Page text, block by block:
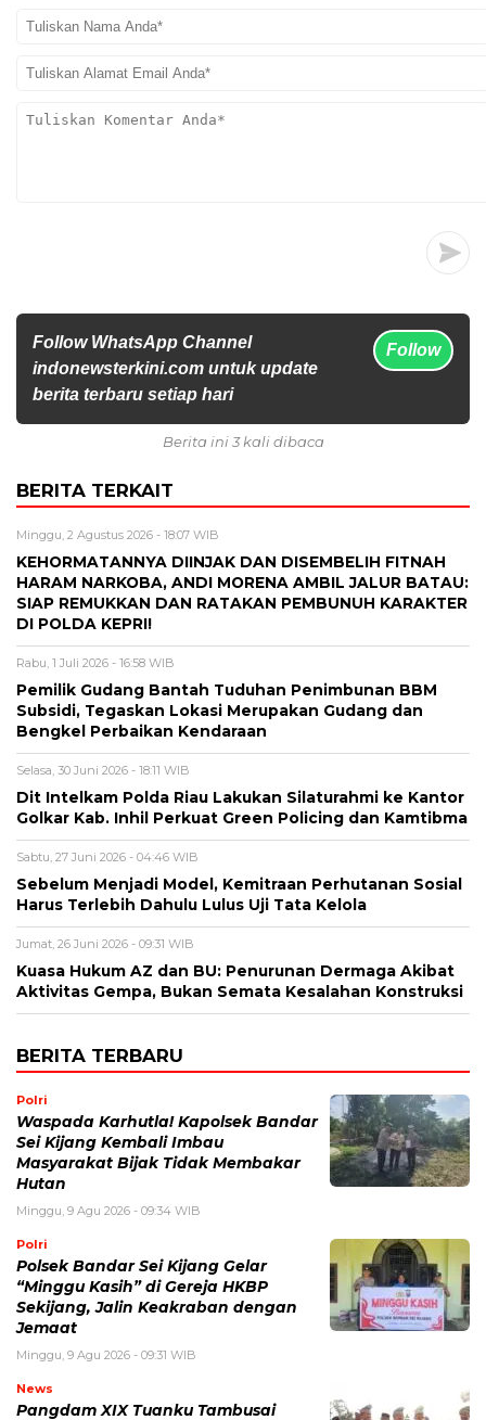
Follow WhatsApp Channel
indonewsterkini.com untuk update
berita terbaru setiap hari
Follow
Berita ini 3 kali dibaca
BERITA TERKAIT
Minggu, 2 Agustus 2026 - 18:07 WIB
KEHORMATANNYA DIINJAK DAN DISEMBELIH FITNAH
HARAM NARKOBA, ANDI MORENA AMBIL JALUR BATAU:
SIAP REMUKKAN DAN RATAKAN PEMBUNUH KARAKTER
DI POLDA KEPRI!
Rabu, 1 Juli 2026 - 16:58 WIB
Pemilik Gudang Bantah Tuduhan Penimbunan BBM
Subsidi, Tegaskan Lokasi Merupakan Gudang dan
Bengkel Perbaikan Kendaraan
Selasa, 30 Juni 2026 - 18:11 WIB
Dit Intelkam Polda Riau Lakukan Silaturahmi ke Kantor
Golkar Kab. Inhil Perkuat Green Policing dan Kamtibma
Sabtu, 27 Juni 2026 - 04:46 WIB
Sebelum Menjadi Model, Kemitraan Perhutanan Sosial
Harus Terlebih Dahulu Lulus Uji Tata Kelola
Jumat, 26 Juni 2026 - 09:31 WIB
Kuasa Hukum AZ dan BU: Penurunan Dermaga Akibat
Aktivitas Gempa, Bukan Semata Kesalahan Konstruksi
BERITA TERBARU
Polri
Waspada Karhutla! Kapolsek Bandar
Sei Kijang Kembali Imbau
Masyarakat Bijak Tidak Membakar
Hutan
Minggu, 9 Agu 2026 - 09:34 WIB
Polri
Polsek Bandar Sei Kijang Gelar
“Minggu Kasih” di Gereja HKBP
Sekijang, Jalin Keakraban dengan
Jemaat
Minggu, 9 Agu 2026 - 09:31 WIB
News
Pangdam XIX Tuanku Tambusai